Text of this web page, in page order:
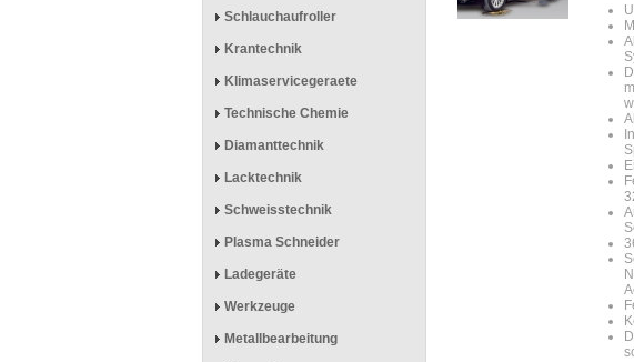
Schlauchaufroller
Krantechnik
Klimaservicegeraete
Technische Chemie
Diamanttechnik
Lacktechnik
Schweisstechnik
Plasma Schneider
Ladegeräte
Werkzeuge
Metallbearbeitung